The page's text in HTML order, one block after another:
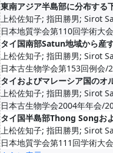
東南アジア半島部に分布する
上松佐知子; 指田勝男; Sirot
日本地質学会第110回学術大
タイ国南部Satun地域から
上松佐知子; 指田勝男; Sirot
日本古生物学会第153回例会
タイおよびマレーシア国のオ
上松佐知子; 指田勝男; Sirot
日本古生物学会2004年年会/
タイ国半島部Thong Songお
上松佐知子; 指田勝男; Sirot
日本地質学会第111回学術大